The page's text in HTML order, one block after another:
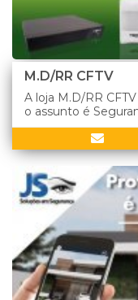
M.D/RR CFTV
A loja M.D/RR
o assunto é